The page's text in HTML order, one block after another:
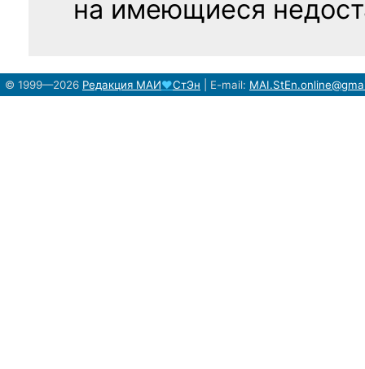
на имеющиеся
© 1999—2026 Редакция МАИ♥СтЭн E-mail: